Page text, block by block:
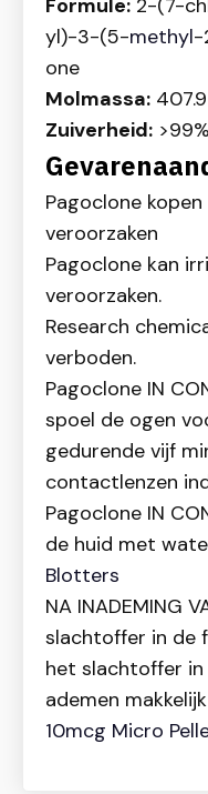
Formule: 2-(7-
yl)-3-(5-methyl-
one
Molmassa:
Zuiverheid: >99%
Pagoclone
veroorzaken
Pagoclone kan
veroorzaken.
Research
verboden.
Pagoclone IN
spoel de ogen
gedurende vijf
contactlenzen
Pagoclone IN
de huid met
Blotters
NA INADEMING
slachtoffer in de
het slachtoffer
ademen
10mcg Micro